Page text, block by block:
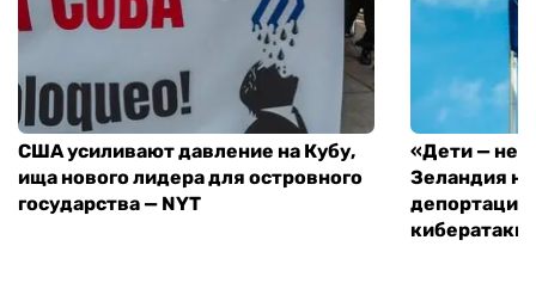
США усиливают давление на Кубу,
ища нового лидера для островного
государства — NYT
«Дети — не
Зеландия
депортацию
кибератаки